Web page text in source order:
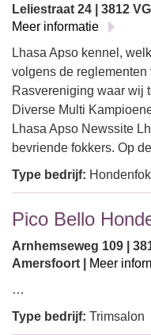
Leliestraat 24 | 3812
Meer informatie
Lhasa Apso kennel,
volgens de reglementen
Rasvereniging waar wij
Diverse Multi
Lhasa Apso Newssite
bevriende fokkers. Op
Type bedrijf:
Pico Bello
Arnhemseweg 109 |
Amersfoort |
Meer
…
Type bedrijf: Trimsalon